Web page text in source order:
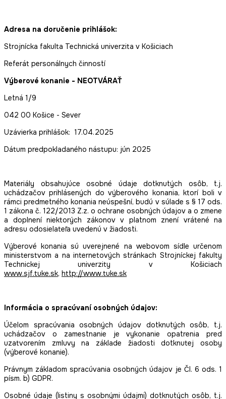
Adresa na doručenie prihlášok:
Strojnícka fakulta Technická univerzita v Košiciach
Referát personálnych činností
Výberové konanie - NEOTVÁRAŤ
Letná 1/9
042 00 Košice - Sever
Uzávierka prihlášok: 17.04.2025
Dátum predpokladaného nástupu: jún 2025
Materiály obsahujúce osobné údaje dotknutých osôb, t.j.
uchádzačov prihlásených do výberového konania, ktorí boli v
rámci predmetného konania neúspešní, budú v súlade s § 17 ods.
1 zákona č. 122/2013 Z.z. o ochrane osobných údajov a o zmene
a doplnení niektorých zákonov v platnom znení vrátené na
adresu odosielateľa uvedenú v žiadosti.
Výberové konania sú uverejnené na webovom sídle určenom
ministerstvom a na internetových stránkach Strojníckej fakulty
Technickej univerzity v Košiciach
www.sjf.tuke.sk, http://www.tuke.sk
Informácia o spracúvaní osobných údajov:
Účelom spracúvania osobných údajov dotknutých osôb, t.j.
uchádzačov o zamestnanie je vykonanie opatrenia pred
uzatvorením zmluvy na základe žiadosti dotknutej osoby
(výberové konanie).
Právnym základom spracúvania osobných údajov je Čl. 6 ods. 1
písm. b) GDPR.
Osobné údaje (listiny s osobnými údajmi) dotknutých osôb, t.j.